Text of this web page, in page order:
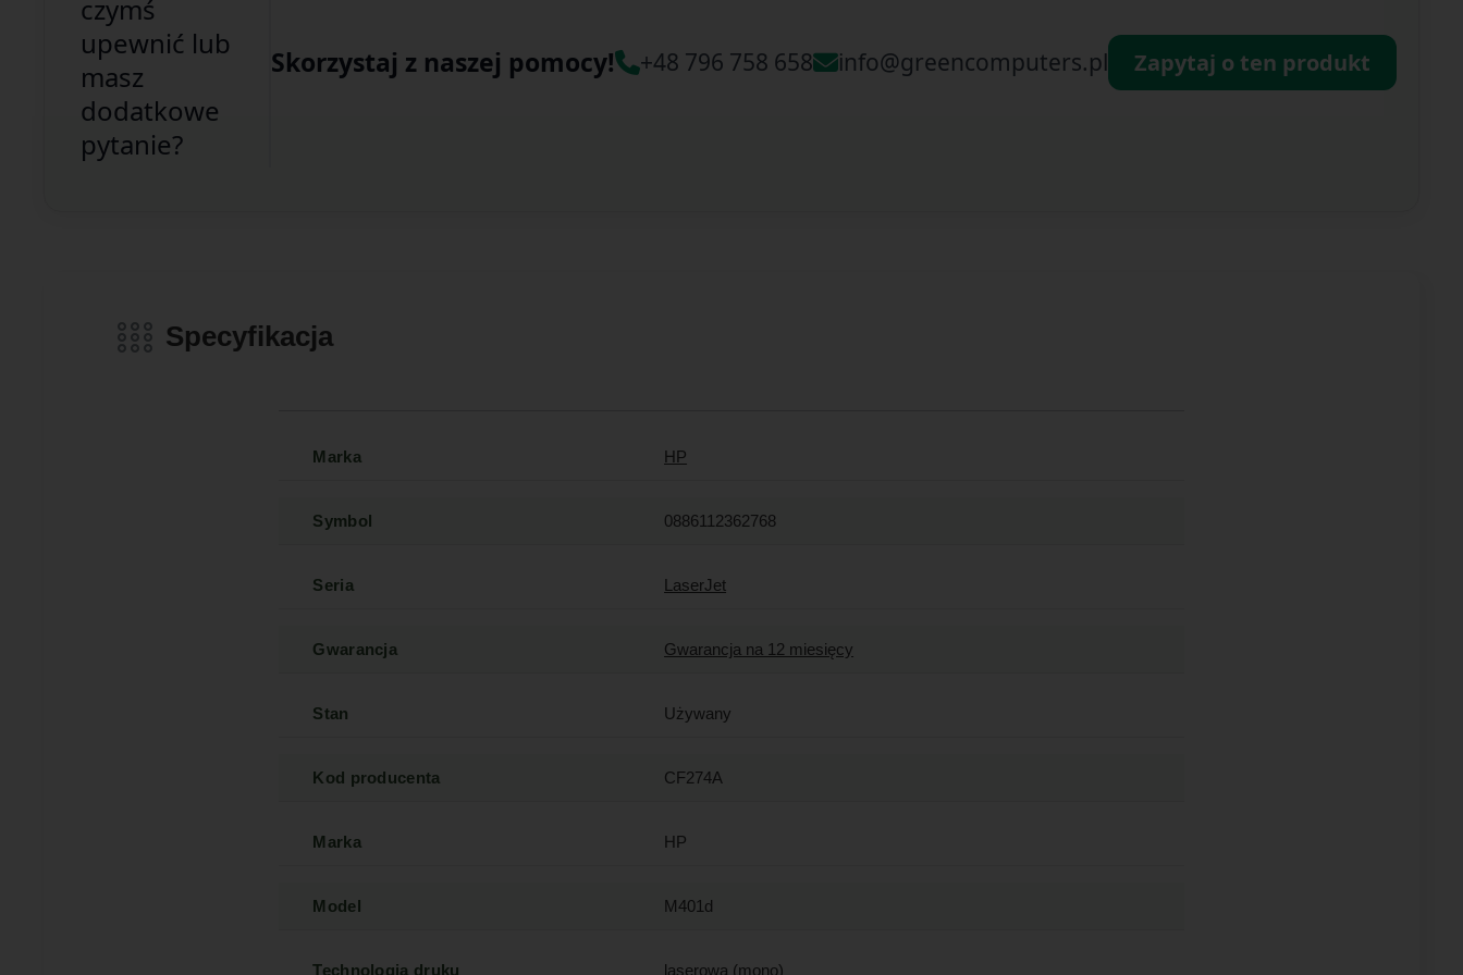
czymś
upewnić lub
masz
dodatkowe
pytanie?
Skorzystaj z naszej pomocy! +48 796 758 658 info@greencomputers.pl Zapytaj o ten produkt
Specyfikacja
Marka HP
Symbol 0886112362768
Seria LaserJet
Gwarancja Gwarancja na 12 miesięcy
Stan Używany
Kod producenta CF274A
Marka HP
Model M401d
Technologia druku laserowa (mono)